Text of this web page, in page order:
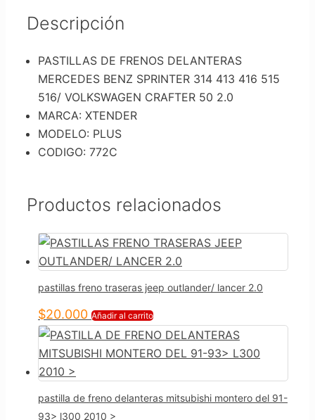
Descripción
PASTILLAS DE FRENOS DELANTERAS
MERCEDES BENZ SPRINTER 314 413 416 515
516/ VOLKSWAGEN CRAFTER 50 2.0
MARCA: XTENDER
MODELO: PLUS
CODIGO: 772C
Productos relacionados
pastillas freno traseras jeep outlander/ lancer 2.0
$20.000 Añadir al carrito
pastilla de freno delanteras mitsubishi montero del 91-
93> l300 2010 >